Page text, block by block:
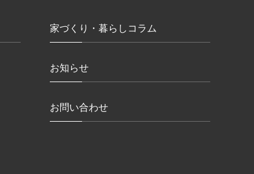
家づくり・暮らしコラム
お知らせ
お問い合わせ